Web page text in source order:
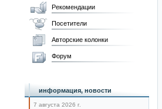
Рекомендации
Посетители
Авторские колонки
Форум
информация, новости
7 августа 2026 г.